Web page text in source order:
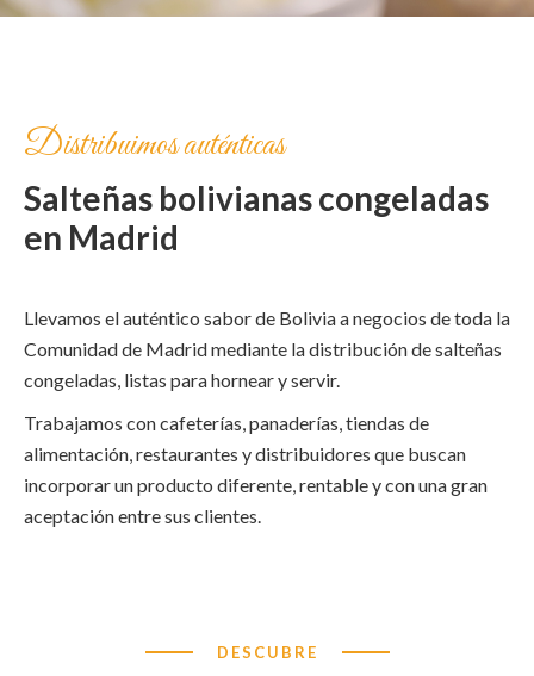
Distribuimos auténticas
Salteñas bolivianas congeladas
en Madrid
Llevamos el auténtico sabor de Bolivia a negocios de toda la
Comunidad de Madrid mediante la distribución de salteñas
congeladas, listas para hornear y servir.
Trabajamos con cafeterías, panaderías, tiendas de
alimentación, restaurantes y distribuidores que buscan
incorporar un producto diferente, rentable y con una gran
aceptación entre sus clientes.
DESCUBRE